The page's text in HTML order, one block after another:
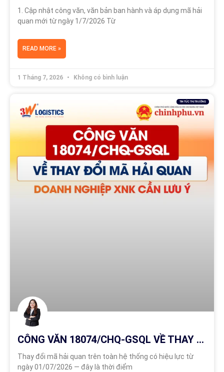
1. Cập nhật công văn, văn bản ban hành và áp dụng mã hải
quan mới từ ngày 1/7/2026 Từ
READ MORE »
1 Tháng 7, 2026 Không có bình luận
TIN TỨC THỊ TRƯỜNG
CÔNG VĂN 18074/CHQ-GSQL VỀ THAY ĐỔI MÃ HẢI QUAN
Thay đổi mã hải quan trên toàn hệ thống có hiệu lực từ
ngày 01/07/2026 — đây là thời điểm